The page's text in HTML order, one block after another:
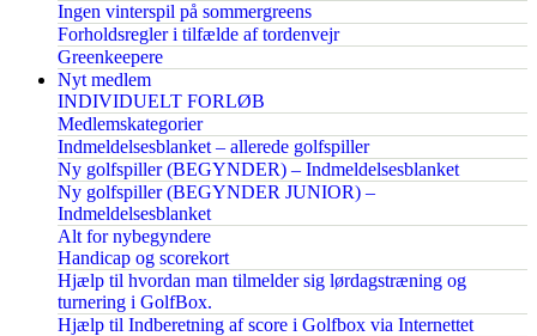
Ingen vinterspil på sommergreens
Forholdsregler i tilfælde af tordenvejr
Greenkeepere
Nyt medlem
INDIVIDUELT FORLØB
Medlemskategorier
Indmeldelsesblanket – allerede golfspiller
Ny golfspiller (BEGYNDER) – Indmeldelsesblanket
Ny golfspiller (BEGYNDER JUNIOR) –
Indmeldelsesblanket
Alt for nybegyndere
Handicap og scorekort
Hjælp til hvordan man tilmelder sig lørdagstræning og
turnering i GolfBox.
Hjælp til Indberetning af score i Golfbox via Internettet